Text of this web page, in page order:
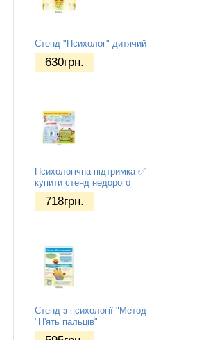
Стенд "Психолог" дитячий
630грн.
Психологічна підтримка ✅
купити стенд недорого
718грн.
Стенд з психології "Метод
"П'ять пальців"